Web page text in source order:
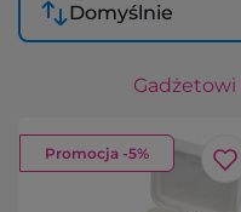
Domyślnie
Gadżetowi
Promocja -5%